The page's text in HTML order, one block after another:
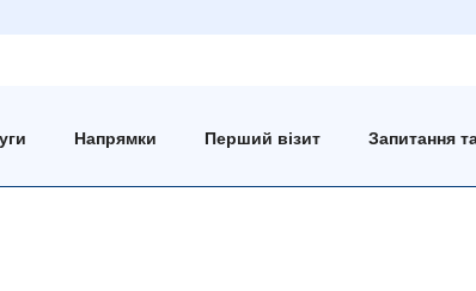
Напрямки Перший візит Запитання